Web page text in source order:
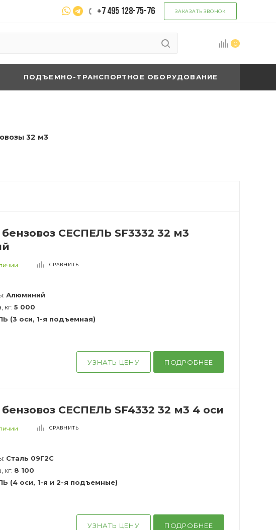
+7 495 128-75-76 ЗАКАЗАТЬ ЗВОНОК
0
ПОДЪЕМНО-ТРАНСПОРТНОЕ ОБОРУДОВАНИЕ
32 м3
СЕСПЕЛЬ SF3332 32 м3
СРАВНИТЬ
Алюминий
кг: 5 000
(3 оси, 1-я подъемная)
УЗНАТЬ ЦЕНУ ПОДРОБНЕЕ
СЕСПЕЛЬ SF4332 32 м3 4 оси
СРАВНИТЬ
Сталь 09Г2С
кг: 8 100
(4 оси, 1-я и 2-я подъемные)
УЗНАТЬ ЦЕНУ ПОДРОБНЕЕ